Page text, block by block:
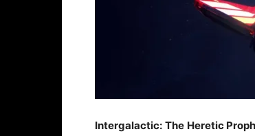
Intergalactic: The Heretic